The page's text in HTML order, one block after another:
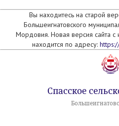
Вы находитесь на старой
Большеигнатовского
Мордовия. Новая версия сайта
находится по адресу:
Спасское